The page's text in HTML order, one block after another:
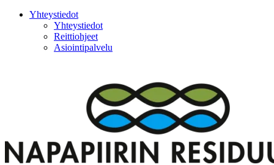
Yhteystiedot
Yhteystiedot
Reittiohjeet
Asiointipalvelu